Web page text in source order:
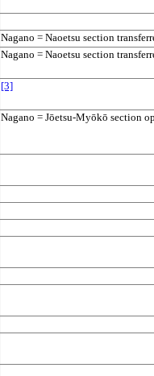
Nagano = Naoetsu section
Nagano = Naoetsu section
[3]
Nagano = Jōetsu-Myōkō section